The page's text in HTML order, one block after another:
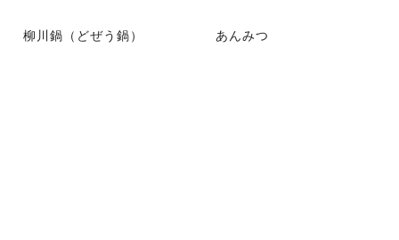
柳川鍋（どぜう鍋） あんみつ